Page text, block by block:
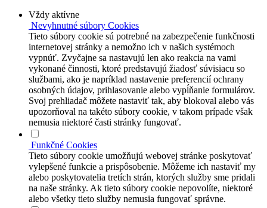
Vždy aktívne
Nevyhnutné súbory Cookies
Tieto súbory cookie sú potrebné na zabezpečenie funkčnosti
internetovej stránky a nemožno ich v našich systémoch
vypnúť. Zvyčajne sa nastavujú len ako reakcia na vami
vykonané činnosti, ktoré predstavujú žiadosť súvisiacu so
službami, ako je napríklad nastavenie preferencií ochrany
osobných údajov, prihlasovanie alebo vypĺňanie formulárov.
Svoj prehliadač môžete nastaviť tak, aby blokoval alebo vás
upozorňoval na takéto súbory cookie, v takom prípade však
nemusia niektoré časti stránky fungovať.
Funkčné Cookies
Tieto súbory cookie umožňujú webovej stránke poskytovať
vylepšené funkcie a prispôsobenie. Môžeme ich nastaviť my
alebo poskytovatelia tretích strán, ktorých služby sme pridali
na naše stránky. Ak tieto súbory cookie nepovolíte, niektoré
alebo všetky tieto služby nemusia fungovať správne.